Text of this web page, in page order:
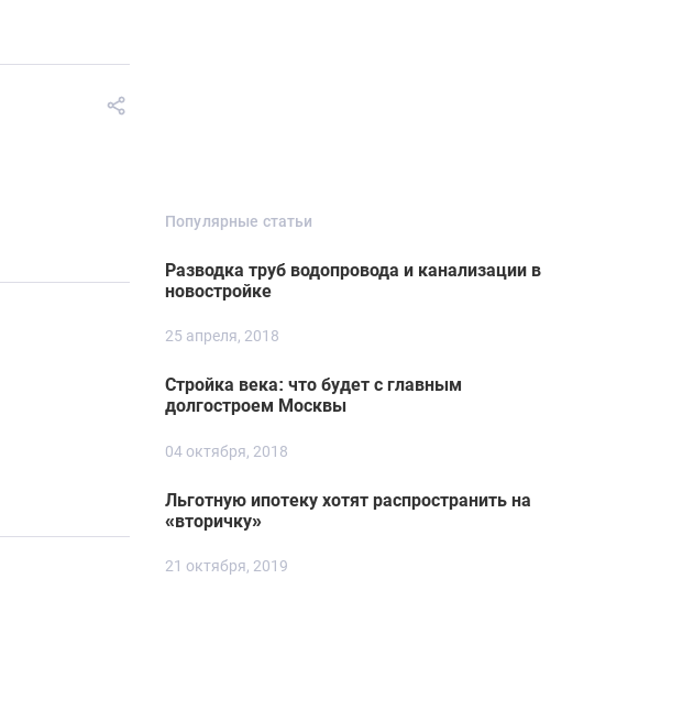
Популярные статьи
Разводка труб водопровода и канализации в
новостройке
25 апреля, 2018
Стройка века: что будет с главным
долгостроем Москвы
04 октября, 2018
Льготную ипотеку хотят распространить на
«вторичку»
21 октября, 2019